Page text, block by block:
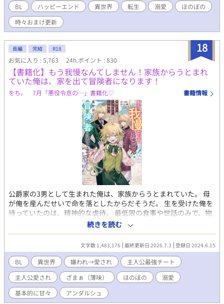
す』書籍化、心から、ありがとうございます！ ふたりの動画をつ
くりました！ もしよかったら、プロフのwebサイトからどうぞで
す！ 表紙や動画にはAIを使っていますが、小説にはAIを使ってお
りません
BL ハッピーエンド 異世界 転生 溺愛
ほのぼの
時々おまけ更新
18
長編 完結 R18
お気に入り : 5,763 24h.ポイント : 830
【書籍化】もう我慢なんてしません！家族からうとまれ
ていた俺は、家を出て冒険者になります！
をち。 7月「悪役令息の…」書籍化♡ 書籍情報
公爵家の3男として生まれた俺は、家族からうとまれていた。 母
が俺を産んだせいで命を落としたからだそうだ。 生を受けた俺を
待っていたのは、精神的な虐待。 最低限の食事や世話のみで、物
置のような部屋に放置されていた。 だれでもいいから、 暖かな目
で、優しい声で俺に話しかけて欲しい。 ただそれだけを願って毎
日を過ごした。 そして言葉が分かるようになって、遂に自分の状
況を理解してしまった。 （ぼくはかあさまをころしてうまれた。
だから、みんなぼくのことがきらい。 ぼくがあいされることはな
いんだ） わずかに縋っていた希望が打ち砕かれ、絶望した。 そし
てそんな俺を救うため、前世の俺「須藤卓也」の記憶が蘇ったん
だ。 「いやいや、サフィが悪いんじゃなくね？」 公爵や兄たちが
後悔した時にはもう遅い。 俺には新たな家族ができた。俺の叔父
続きを読む
文字数 1,483,176 最終更新日 2026.7.3 登録日 2024.6.15
BL 異世界 嫌われ→愛され
主人公最強チート
主人公愛され
ざまぁ（薄味） ほのぼの
溺愛
基本的に甘々
アンダルシュ